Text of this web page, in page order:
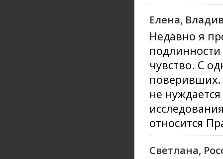
Елена,
Недавно я
чувство. С
поверивших.
не
относится
Светлана,